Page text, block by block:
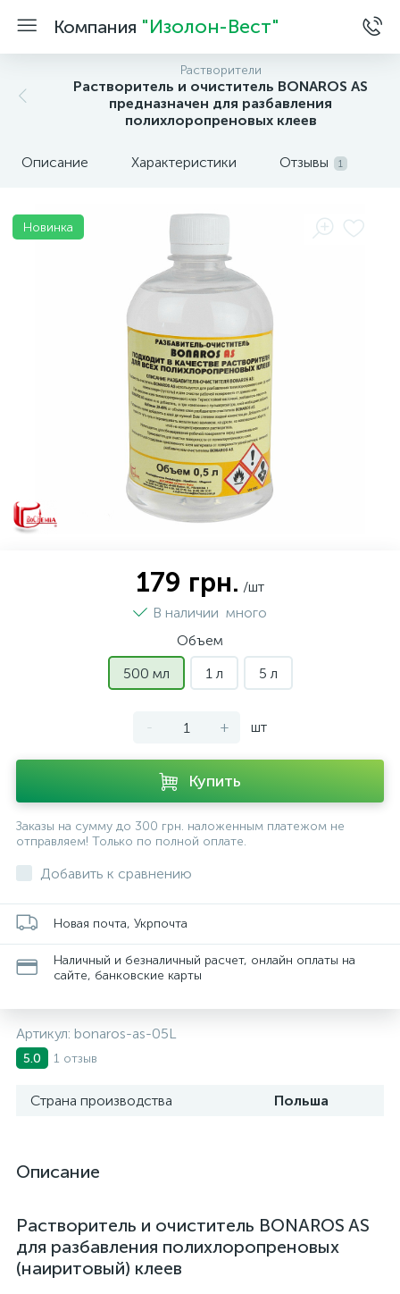
Компания "Изолон-Вест"
Растворители
Растворитель и очиститель BONAROS AS
предназначен для разбавления
полихлоропреновых клеев
Описание Характеристики Отзывы 1
Новинка
179 грн. /шт
В наличии много
Объем
500 мл
1 л 5 л
- + шт
Купить
Заказы на сумму до 300 грн. наложенным платежом не
отправляем! Только по полной оплате.
Добавить к сравнению
Новая почта, Укрпочта
Наличный и безналичный расчет, онлайн оплаты на
сайте, банковские карты
Артикул: bonaros-as-05L
5.0 1 отзыв
Страна производства Польша
Описание
Растворитель и очиститель BONAROS AS
для разбавления полихлоропреновых
(наиритовый) клеев